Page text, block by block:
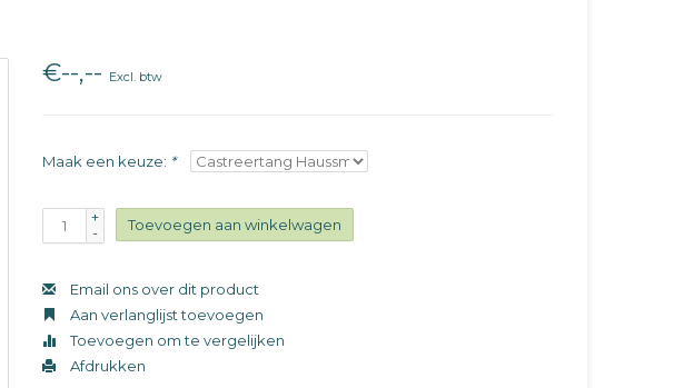
€--,-- Excl. btw
Maak een keuze: *
+
-
Toevoegen aan winkelwagen
Email ons over dit product
Aan verlanglijst toevoegen
Toevoegen om te vergelijken
Afdrukken